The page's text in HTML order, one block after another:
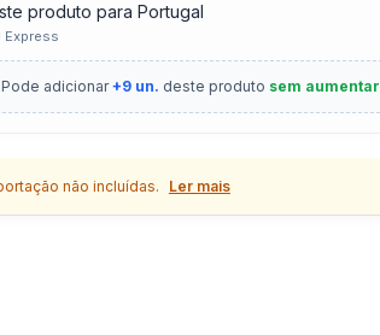
produto para Portugal
Express
Pode adicionar+9 un. deste produto sem aumentar
não incluídas. Ler mais